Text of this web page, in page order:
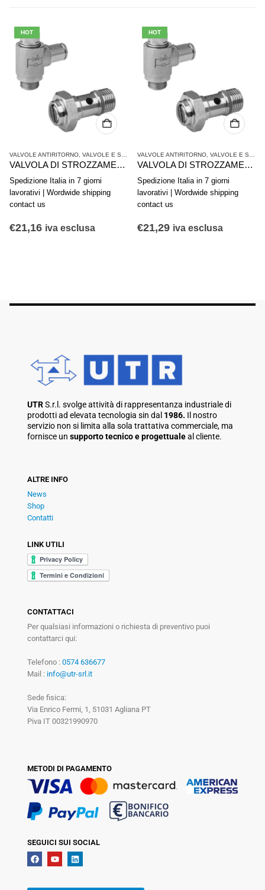
,VALVOLE SINGOLE
HOT
VALVOLE ANTIRITORNO VALVOLE E SISTEMI DI VALVOLE AVENTICS
VALVOLA DI STROZZAMENTO ANTIRITORNO AVENTICS SERIE CC02-AL 0821200181
Spedizione Italia in 7 giorni
lavorativi | Wordwide shipping
contact us
€21,16 iva esclusa
HOT
VALVOLE ANTIRITORNO VALVOLE E SISTEMI DI VALVOLE AVENTICS
VALVOLA DI STROZZAMENTO ANTIRITORNO AVENTICS SERIE CC02-AL 0821200204
Spedizione Italia in 7 giorni
lavorativi | Wordwide shipping
contact us
€21,29 iva esclusa
UTRS.r.l. svolge attività di rappresentanza industriale di
prodotti ad elevata tecnologia sin dal 1986. Il nostro
servizio non si limita alla sola trattativa commerciale, ma
fornisce un supporto tecnico e progettualeal cliente.
ALTRE INFO
News
Shop
Contatti
LINK UTILI
CONTATTACI
Per qualsiasi informazioni o richiesta di preventivo puoi
contattarci qui:
Telefono : 0574 636677
Mail : info@utr-srl.it
Sede fisica:
Via Enrico Fermi, 1, 51031 Agliana PT
Piva IT 00321990970
METODI DI PAGAMENTO
SEGUICI SUI SOCIAL